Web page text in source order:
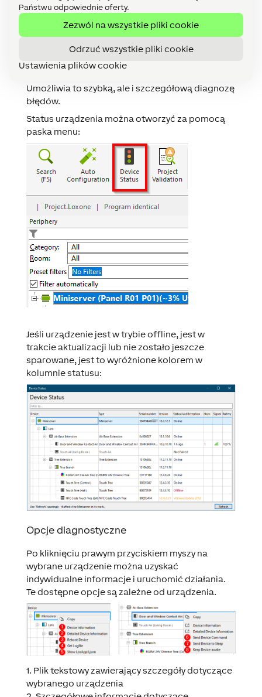
Państwu odpowiednie oferty.
Zezwól na wszystkie pliki cookie
Odrzuć wszystkie pliki cookie
Ustawienia plików cookie
Status urządzenia↑
Status urządzenia służy jako centralny przegląd
Umożliwia to szybką, ale i szczegółową diagnozę
błędów.
Status urządzenia można otworzyć za pomocą
paska menu:
Jeśli urządzenie jest w trybie offline, jest w
trakcie aktualizacji lub nie zostało jeszcze
sparowane, jest to wyróżnione kolorem w
kolumnie statusu:
Opcje diagnostyczne
Po kliknięciu prawym przyciskiem myszy na
wybrane urządzenie można uzyskać
indywidualne informacje i uruchomić działania.
Te dostępne opcje są zależne od urządzenia.
1. Plik tekstowy zawierający szczegóły dotyczące
wybranego urządzenia